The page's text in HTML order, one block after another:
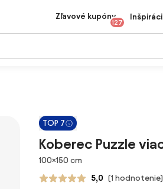
Zľavové kupóny
127
TOP 7
Koberec Puzzle
Rozmery
100×150 cm
5,0 (1 hodnotenie)